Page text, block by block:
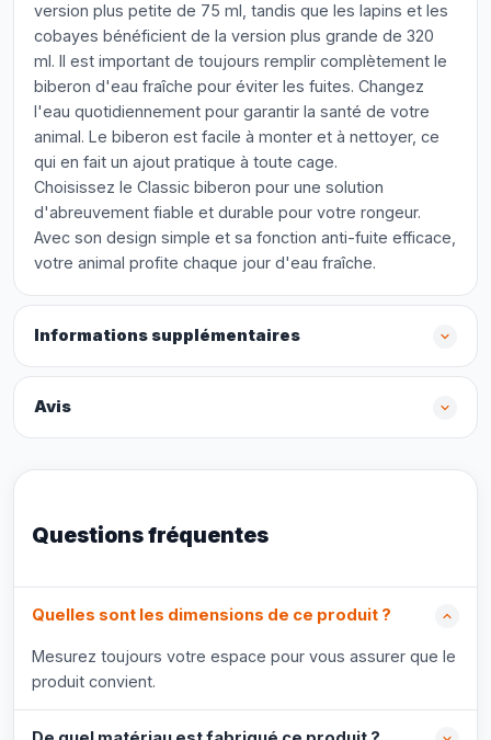
version plus petite de 75 ml, tandis que les lapins et les
cobayes bénéficient de la version plus grande de 320
ml. Il est important de toujours remplir complètement le
biberon d'eau fraîche pour éviter les fuites. Changez
l'eau quotidiennement pour garantir la santé de votre
animal. Le biberon est facile à monter et à nettoyer, ce
qui en fait un ajout pratique à toute cage.
Choisissez le Classic biberon pour une solution
d'abreuvement fiable et durable pour votre rongeur.
Avec son design simple et sa fonction anti-fuite efficace,
votre animal profite chaque jour d'eau fraîche.
Informations supplémentaires
Avis
Questions fréquentes
Quelles sont les dimensions de ce produit ?
Mesurez toujours votre espace pour vous assurer que le
produit convient.